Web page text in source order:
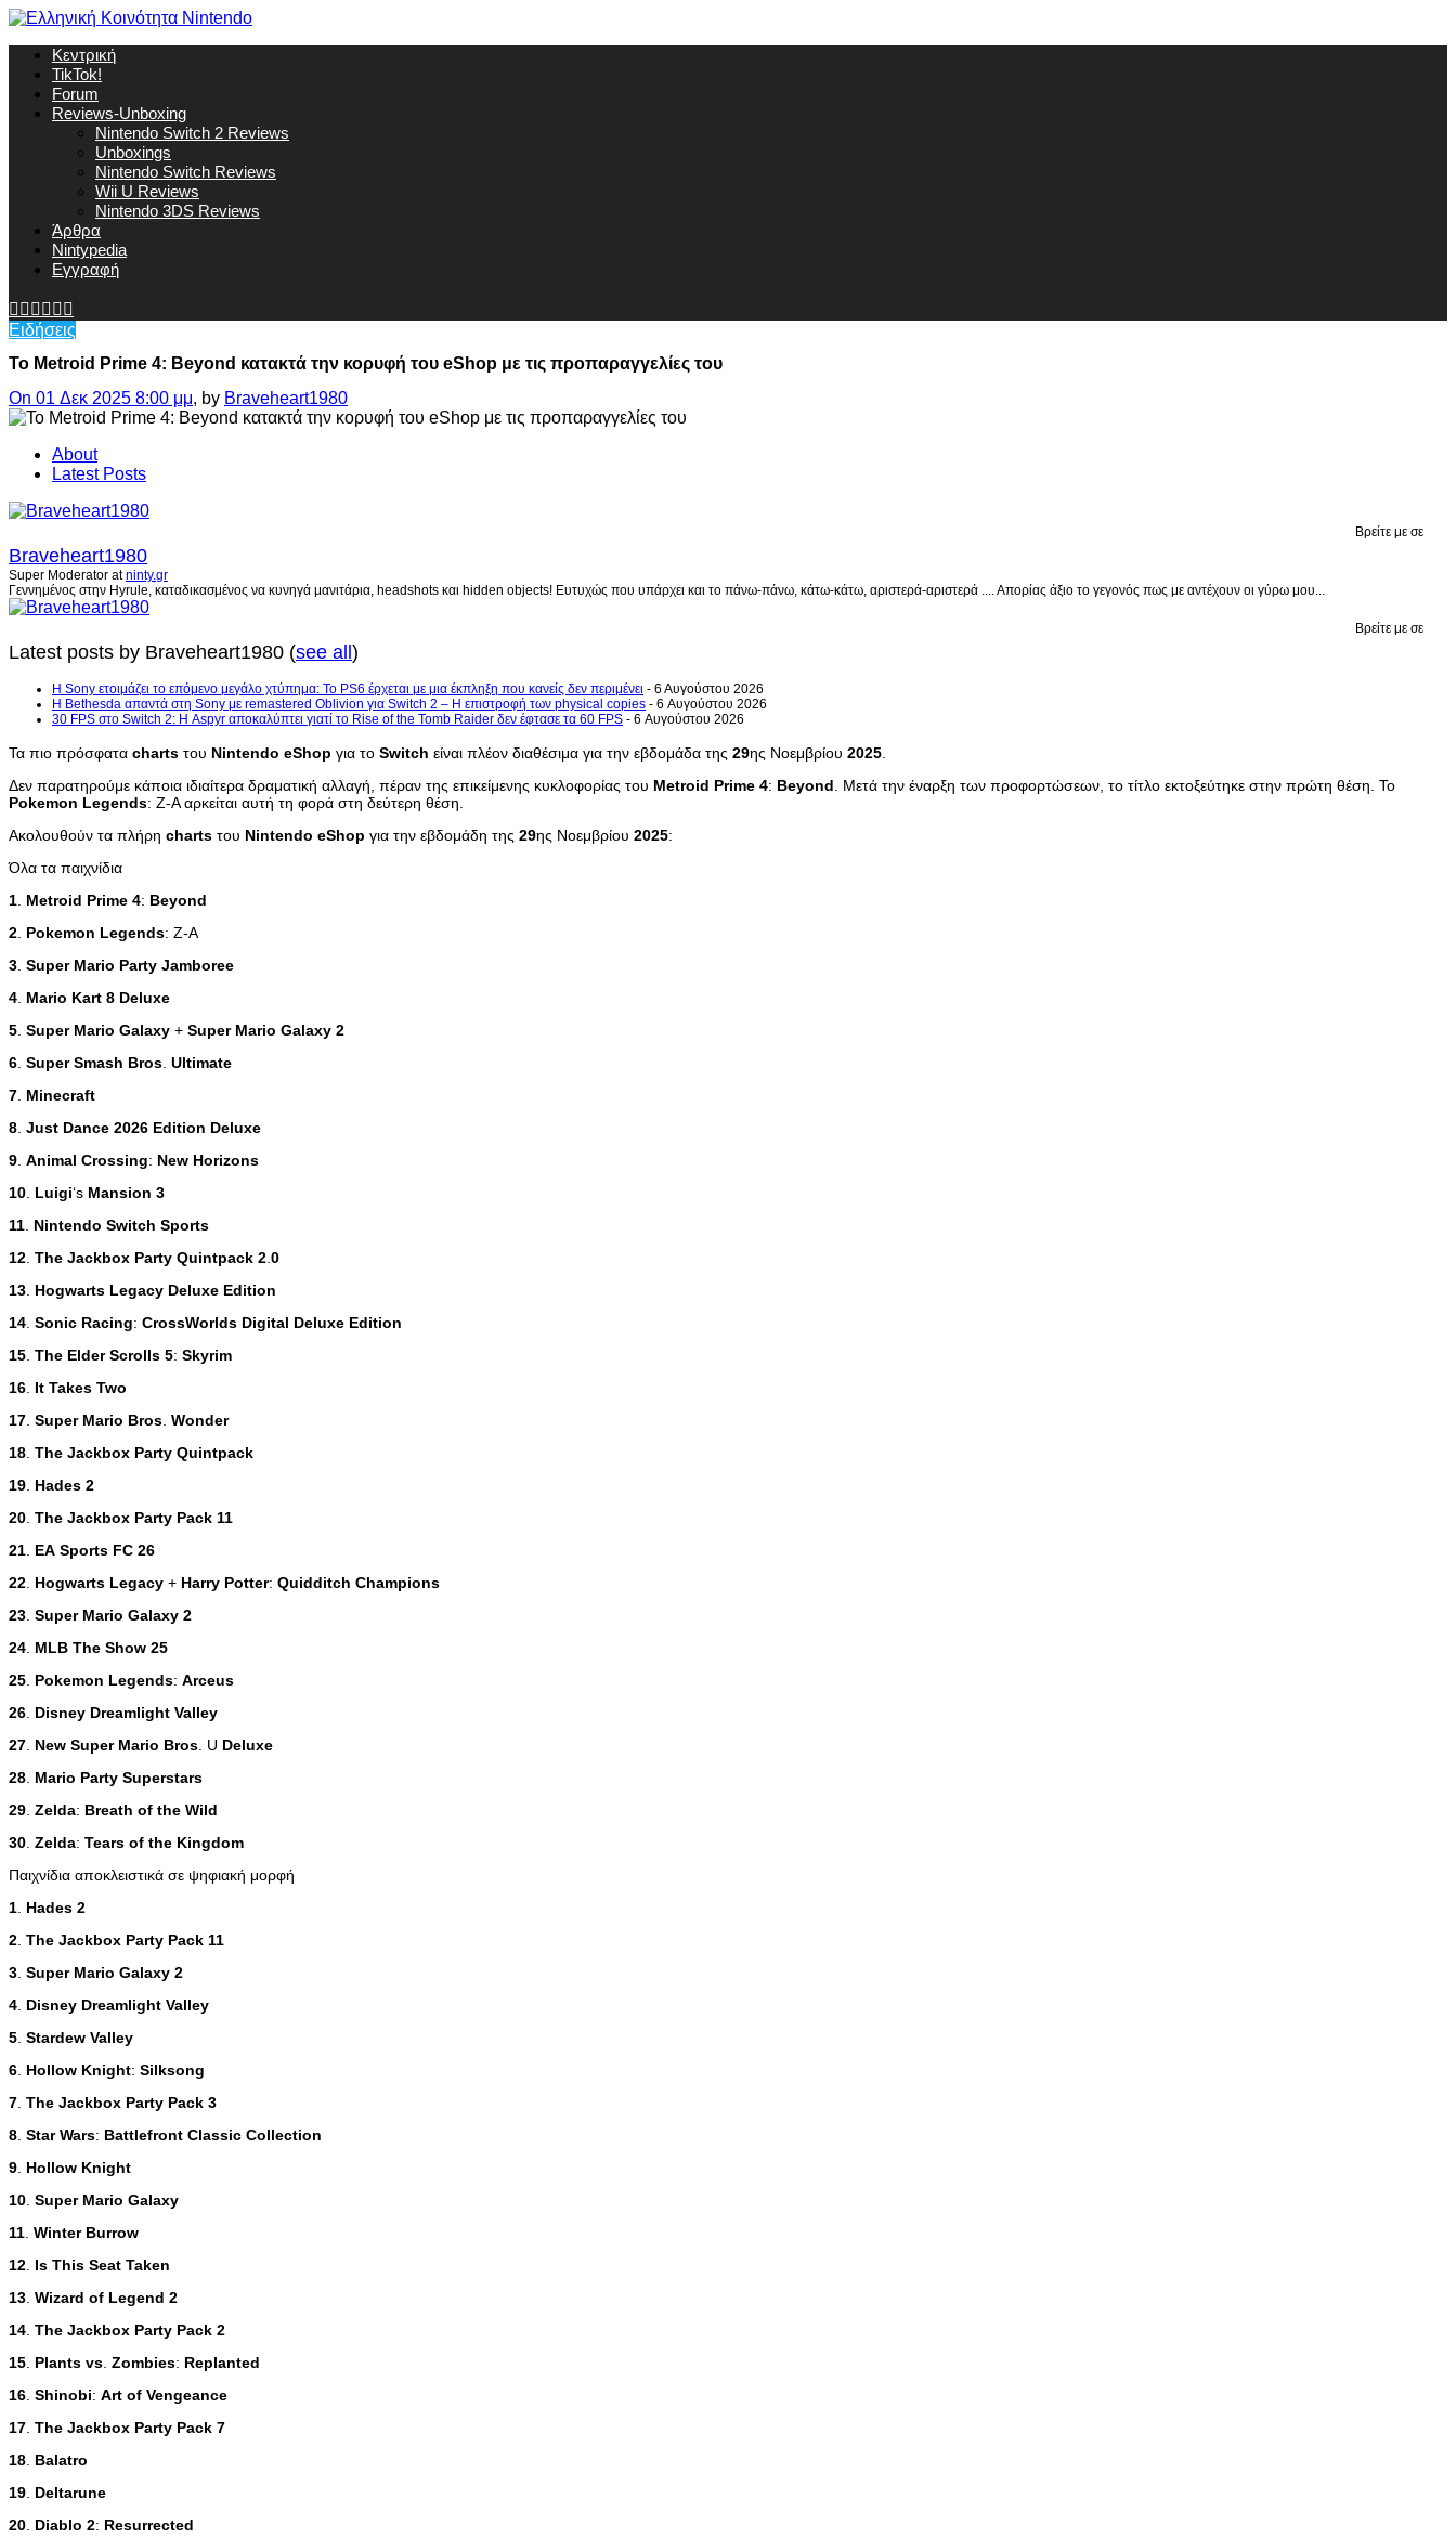
Κεντρική
TikTok!
Forum
Reviews-Unboxing
Nintendo Switch 2 Reviews
Unboxings
Nintendo Switch Reviews
Wii U Reviews
Nintendo 3DS Reviews
Άρθρα
Nintypedia
Εγγραφή
Ειδήσεις
Το Metroid Prime 4: Beyond κατακτά την κορυφή του eShop με τις προπαραγγελίες του
On 01 Δεκ 2025 8:00 μμ, by Braveheart1980
About
Latest Posts
Βρείτε με σε
Braveheart1980
Super Moderator atninty.gr
Γεννημένος στην Hyrule, καταδικασμένος να κυνηγά μανιτάρια, headshots και hidden objects! Ευτυχώς που υπάρχει και το πάνω-πάνω, κάτω-κάτω, αριστερά-αριστερά .... Απορίας άξιο το γεγονός πως με αντέχουν οι γύρω μου...
Βρείτε με σε
Latest posts by Braveheart1980 (see all)
Η Sony ετοιμάζει το επόμενο μεγάλο χτύπημα: Το PS6 έρχεται με μια έκπληξη που κανείς δεν περιμένει - 6 Αυγούστου 2026
Η Bethesda απαντά στη Sony με remastered Oblivion για Switch 2 – Η επιστροφή των physical copies - 6 Αυγούστου 2026
30 FPS στο Switch 2: Η Aspyr αποκαλύπτει γιατί το Rise of the Tomb Raider δεν έφτασε τα 60 FPS - 6 Αυγούστου 2026
Τα πιο πρόσφατα charts του Nintendo eShop για το Switch είναι πλέον διαθέσιμα για την εβδομάδα της 29ης Νοεμβρίου 2025
Δεν παρατηρούμε κάποια ιδιαίτερα δραματική αλλαγή, πέραν της επικείμενης κυκλοφορίας του Metroid Prime 4: Beyond . Μετά την έναρξη των προφορτώσεων, το τίτλο εκτοξεύτηκε στην πρώτη θέση. Το
Pokemon Legends: Z-A αρκείται αυτή τη φορά στη δεύτερη θέση.
Ακολουθούν τα πλήρη charts του Nintendo eShop για την εβδομάδη της 29ης Νοεμβρίου 2025:
Όλα τα παιχνίδια
1 Metroid Prime 4: Beyond
2 Pokemon Legends: Z-A
3 Super Mario Party Jamboree
4 Mario Kart 8 Deluxe
5 Super Mario Galaxy + Super Mario Galaxy 2
6 Super Smash Bros Ultimate
7 Minecraft
8 Just Dance 2026 Edition Deluxe
9 Animal Crossing: New Horizons
10 Luigi‘s Mansion 3
11 Nintendo Switch Sports
12 The Jackbox Party Quintpack 2 0
13 Hogwarts Legacy Deluxe Edition
14 Sonic Racing: CrossWorlds Digital Deluxe Edition
15 The Elder Scrolls 5: Skyrim
16 It Takes Two
17 Super Mario Bros Wonder
18 The Jackbox Party Quintpack
19 Hades 2
20 The Jackbox Party Pack 11
21 EA Sports FC 26
22 Hogwarts Legacy + Harry Potter: Quidditch Champions
23 Super Mario Galaxy 2
24 MLB The Show 25
25 Pokemon Legends: Arceus
26 Disney Dreamlight Valley
27 New Super Mario Bros . U Deluxe
28 Mario Party Superstars
29 Zelda: Breath of the Wild
30 Zelda: Tears of the Kingdom
Παιχνίδια αποκλειστικά σε ψηφιακή μορφή
1 Hades 2
2 The Jackbox Party Pack 11
3 Super Mario Galaxy 2
4 Disney Dreamlight Valley
5 Stardew Valley
6 Hollow Knight: Silksong
7 The Jackbox Party Pack 3
8 Star Wars: Battlefront Classic Collection
9 Hollow Knight
10 Super Mario Galaxy
11 Winter Burrow
12 Is This Seat Taken
13 Wizard of Legend 2
14 The Jackbox Party Pack 2
15 Plants vs Zombies: Replanted
16 Shinobi: Art of Vengeance
17 The Jackbox Party Pack 7
18 Balatro
19 Deltarune
20 Diablo 2: Resurrected